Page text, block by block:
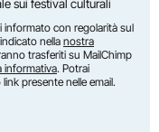
sui festival culturali
informato con regolarità sul
nella nostra
trasferiti su MailChimp
informativa. Potrai
presente nelle email.